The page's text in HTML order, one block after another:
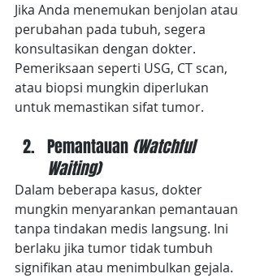
Jika Anda menemukan benjolan atau
perubahan pada tubuh, segera
konsultasikan dengan dokter.
Pemeriksaan seperti USG, CT scan,
atau biopsi mungkin diperlukan
untuk memastikan sifat tumor.
Pemantauan (Watchful
Waiting)
Dalam beberapa kasus, dokter
mungkin menyarankan pemantauan
tanpa tindakan medis langsung. Ini
berlaku jika tumor tidak tumbuh
signifikan atau menimbulkan gejala.